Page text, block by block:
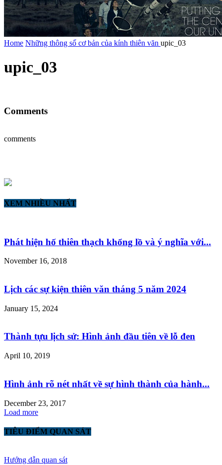
Home Những thông số cơ bản của kính thiên văn upic_03
upic_03
Comments
comments
XEM NHIỀU NHẤT
Phát hiện hố thiên thạch khổng lồ và ý nghĩa với...
November 16, 2018
Lịch các sự kiện thiên văn tháng 5 năm 2024
January 15, 2024
Thành tựu lịch sử: Hình ảnh đầu tiên về lỗ đen
April 10, 2019
Hình ảnh rõ nét nhất về sự hình thành của hành...
December 23, 2017
Load more
TIÊU ĐIỂM QUAN SÁT
Hướng dẫn quan sát